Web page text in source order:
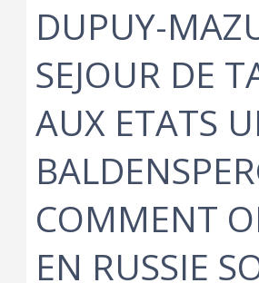
DUPUY-
SEJOUR DE
AUX ETATS
COMMENT
EN RUSSIE